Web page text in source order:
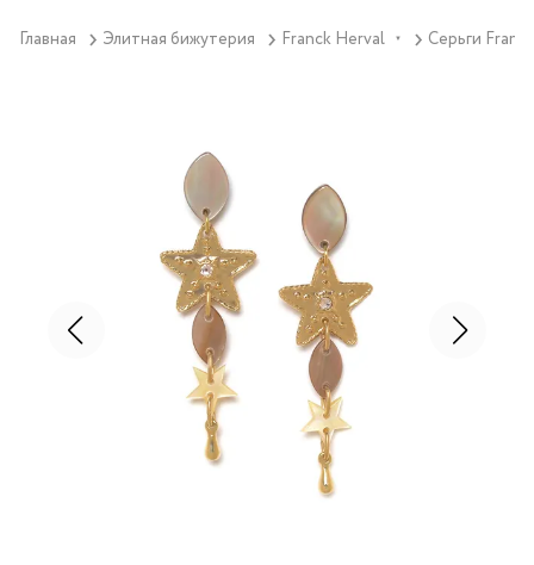
Главная Элитная бижутерия Franck Herval ▼ Серьги